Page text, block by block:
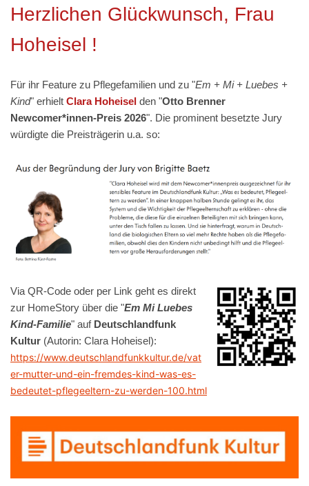
Herzlichen Glückwunsch, Frau
Hoheisel !
Für ihr Feature zu Pflegefamilien und zu "Em + Mi + Luebes +
Kind" erhielt Clara Hoheisel den "Otto Brenner
Newcomer*innen-Preis 2026". Die prominent besetzte Jury
würdigte die Preisträgerin u.a. so:
Via QR-Code oder per Link geht es direkt
zur HomeStory über die "Em Mi Luebes
Kind-Familie" auf Deutschlandfunk
Kultur (Autorin: Clara Hoheisel):
https://www.deutschlandfunkkultur.de/vat
er-mutter-und-ein-fremdes-kind-was-es-
bedeutet-pflegeeltern-zu-werden-100.html